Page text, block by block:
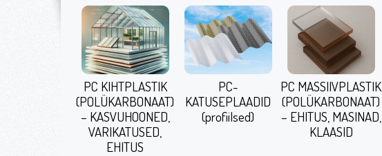
PC KIHTPLASTIK
(POLÜKARBONAAT)
– KASVUHOONED,
VARIKATUSED,
EHITUS
PC-
KATUSEPLAADID
(profiilsed)
PC MASSIIVPLASTIK
(POLÜKARBONAAT)
– EHITUS, MASINAD,
KLAASID